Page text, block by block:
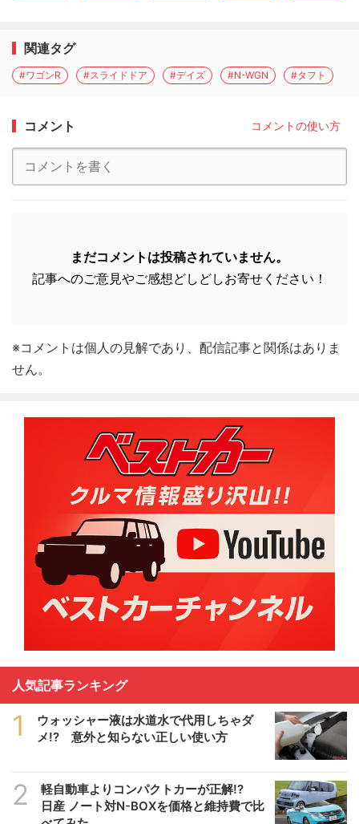
関連タグ
#ワゴンR #スライドドア #デイズ #N-WGN #タフト
コメント コメントの使い方
まだコメントは投稿されていません。
記事へのご意見やご感想どしどしお寄せください！
※コメントは個人の見解であり、配信記事と関係はありま
せん。
人気記事ランキング
1
ウォッシャー液は水道水で代用しちゃダ
メ!? 意外と知らない正しい使い方
2
軽自動車よりコンパクトカーが正解!?
日産 ノート対N-BOXを価格と維持費で比